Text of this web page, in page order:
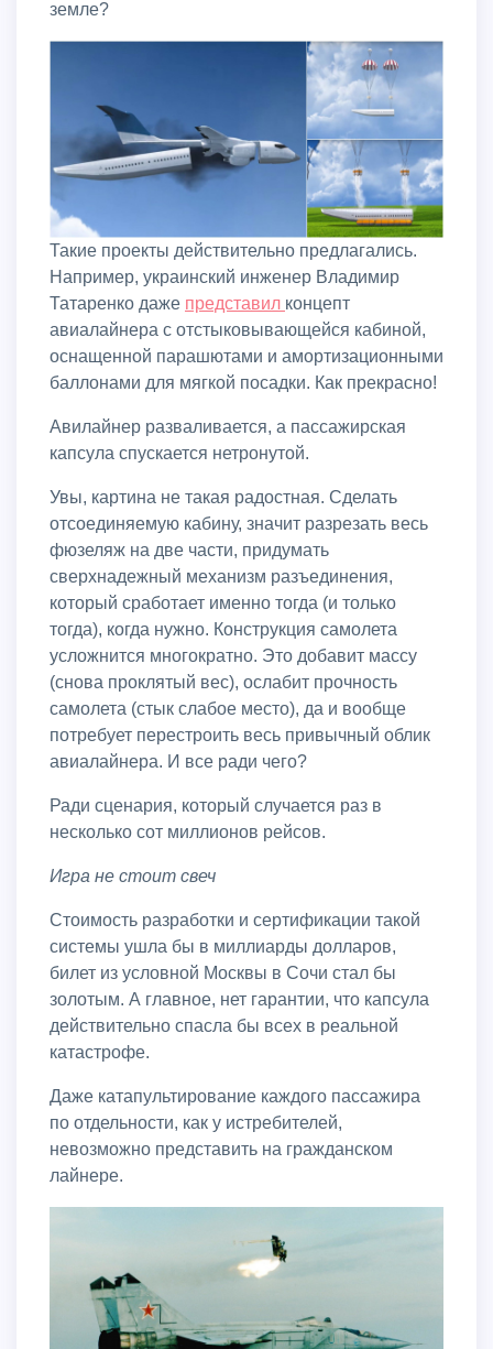
земле?
Такие проекты действительно предлагались.
Например, украинский инженер Владимир
Татаренко даже представил концепт
авиалайнера с отстыковывающейся кабиной,
оснащенной парашютами и амортизационными
баллонами для мягкой посадки. Как прекрасно!
Авилайнер разваливается, а пассажирская
капсула спускается нетронутой.
Увы, картина не такая радостная. Сделать
отсоединяемую кабину, значит разрезать весь
фюзеляж на две части, придумать
сверхнадежный механизм разъединения,
который сработает именно тогда (и только
тогда), когда нужно. Конструкция самолета
усложнится многократно. Это добавит массу
(снова проклятый вес), ослабит прочность
самолета (стык слабое место), да и вообще
потребует перестроить весь привычный облик
авиалайнера. И все ради чего?
Ради сценария, который случается раз в
несколько сот миллионов рейсов.
Игра не стоит свеч
Стоимость разработки и сертификации такой
системы ушла бы в миллиарды долларов,
билет из условной Москвы в Сочи стал бы
золотым. А главное, нет гарантии, что капсула
действительно спасла бы всех в реальной
катастрофе.
Даже катапультирование каждого пассажира
по отдельности, как у истребителей,
невозможно представить на гражданском
лайнере.